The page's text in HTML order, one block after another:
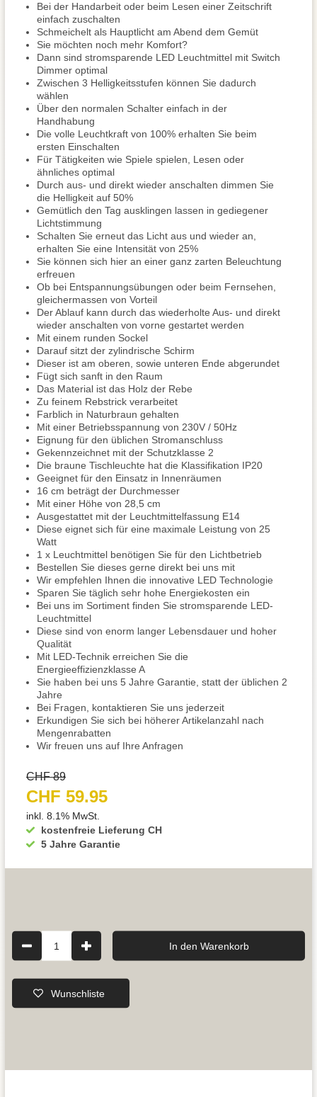
Bei der Handarbeit oder beim Lesen einer Zeitschrift
einfach zuschalten
Schmeichelt als Hauptlicht am Abend dem Gemüt
Sie möchten noch mehr Komfort?
Dann sind stromsparende LED Leuchtmittel mit Switch
Dimmer optimal
Zwischen 3 Helligkeitsstufen können Sie dadurch
wählen
Über den normalen Schalter einfach in der
Handhabung
Die volle Leuchtkraft von 100% erhalten Sie beim
ersten Einschalten
Für Tätigkeiten wie Spiele spielen, Lesen oder
ähnliches optimal
Durch aus- und direkt wieder anschalten dimmen Sie
die Helligkeit auf 50%
Gemütlich den Tag ausklingen lassen in gediegener
Lichtstimmung
Schalten Sie erneut das Licht aus und wieder an,
erhalten Sie eine Intensität von 25%
Sie können sich hier an einer ganz zarten Beleuchtung
erfreuen
Ob bei Entspannungsübungen oder beim Fernsehen,
gleichermassen von Vorteil
Der Ablauf kann durch das wiederholte Aus- und direkt
wieder anschalten von vorne gestartet werden
Mit einem runden Sockel
Darauf sitzt der zylindrische Schirm
Dieser ist am oberen, sowie unteren Ende abgerundet
Fügt sich sanft in den Raum
Das Material ist das Holz der Rebe
Zu feinem Rebstrick verarbeitet
Farblich in Naturbraun gehalten
Mit einer Betriebsspannung von 230V / 50Hz
Eignung für den üblichen Stromanschluss
Gekennzeichnet mit der Schutzklasse 2
Die braune Tischleuchte hat die Klassifikation IP20
Geeignet für den Einsatz in Innenräumen
16 cm beträgt der Durchmesser
Mit einer Höhe von 28,5 cm
Ausgestattet mit der Leuchtmittelfassung E14
Diese eignet sich für eine maximale Leistung von 25
Watt
1 x Leuchtmittel benötigen Sie für den Lichtbetrieb
Bestellen Sie dieses gerne direkt bei uns mit
Wir empfehlen Ihnen die innovative LED Technologie
Sparen Sie täglich sehr hohe Energiekosten ein
Bei uns im Sortiment finden Sie stromsparende LED-
Leuchtmittel
Diese sind von enorm langer Lebensdauer und hoher
Qualität
Mit LED-Technik erreichen Sie die
Energieeffizienzklasse A
Sie haben bei uns 5 Jahre Garantie, statt der üblichen 2
Jahre
Bei Fragen, kontaktieren Sie uns jederzeit
Erkundigen Sie sich bei höherer Artikelanzahl nach
Mengenrabatten
Wir freuen uns auf Ihre Anfragen
kostenfreie Lieferung CH
5 Jahre Garantie
CHF 89
CHF 59.95
inkl. 8.1% MwSt.
1 In den Warenkorb
Wunschliste